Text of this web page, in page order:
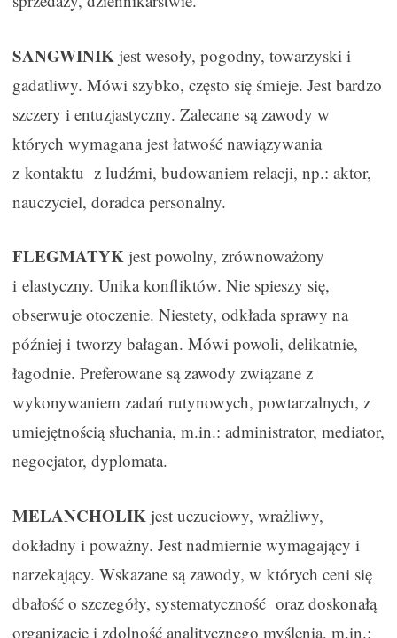
SANGWINIK jest wesoły, pogodny, towarzyski i
gadatliwy. Mówi szybko, często się śmieje. Jest bardzo
szczery i entuzjastyczny. Zalecane są zawody w
których wymagana jest łatwość nawiązywania
z kontaktu z ludźmi, budowaniem relacji, np.: aktor,
nauczyciel, doradca personalny.
FLEGMATYKjest powolny, zrównoważony
i elastyczny. Unika konfliktów. Nie spieszy się,
obserwuje otoczenie. Niestety, odkłada sprawy na
później i tworzy bałagan. Mówi powoli, delikatnie,
łagodnie. Preferowane są zawody związane z
wykonywaniem zadań rutynowych, powtarzalnych, z
umiejętnością słuchania, m.in.: administrator, mediator,
negocjator, dyplomata.
MELANCHOLIK jest uczuciowy, wrażliwy,
dokładny i poważny. Jest nadmiernie wymagający i
narzekający. Wskazane są zawody, w których ceni się
dbałość o szczegóły, systematyczność oraz doskonałą
organizację i zdolność analitycznego myślenia, m.in.: